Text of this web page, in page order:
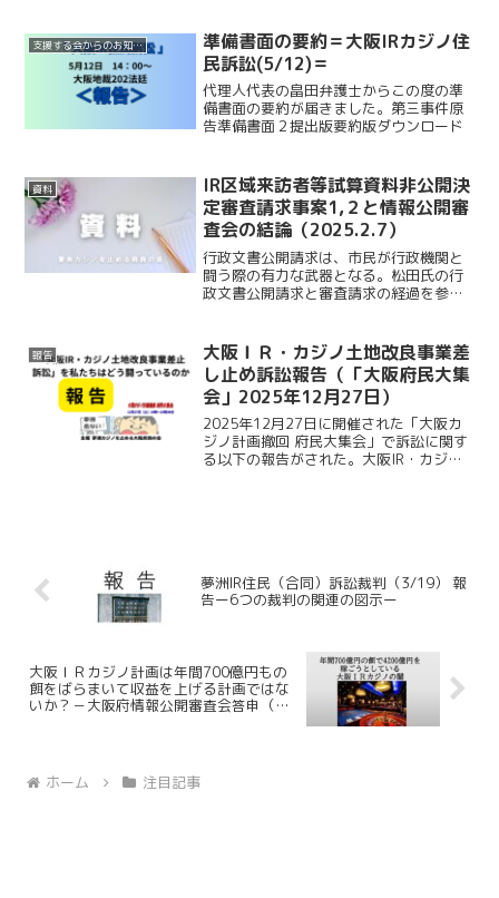
疑問を抱き、関連する行政文書公開請求
に踏み切りました。(...
支援する会からのお知らせ
準備書面の要約＝大阪IRカジノ住
民訴訟(5/12)＝
代理人代表の畠田弁護士からこの度の準
備書面の要約が届きました。第三事件原
告準備書面２提出版要約版ダウンロード
資料
IR区域来訪者等試算資料非公開決
定審査請求事案1,２と情報公開審
査会の結論（2025.2.7）
行政文書公開請求は、市民が行政機関と
闘う際の有力な武器となる。松田氏の行
政文書公開請求と審査請求の経過を参考
と依存症客を多数作ることを想定した計
画ではないか、そしてその...
報告
大阪ＩＲ・カジノ土地改良事業差
し止め訴訟報告（「大阪府民大集
会」2025年12月27日）
2025年12月27日に開催された「大阪カ
ジノ計画撤回 府民大集会」で訴訟に関す
る以下の報告がされた。大阪IR・カジノ
夢洲IR住民（合同）訴訟裁判（3/19） 報
告ー6つの裁判の関連の図示ー
大阪ＩＲカジノ計画は年間700億円もの
餌をばらまいて収益を上げる計画ではな
いか？－大阪府情報公開審査会答申（Ｒ
ホーム 注目記事